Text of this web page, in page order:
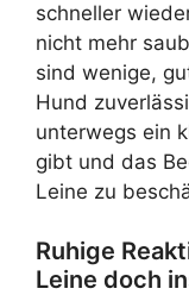
schneller
nicht mehr
sind wenige,
Hund
unterwegs ein
gibt und das
Leine zu
Ruhige
Leine doch